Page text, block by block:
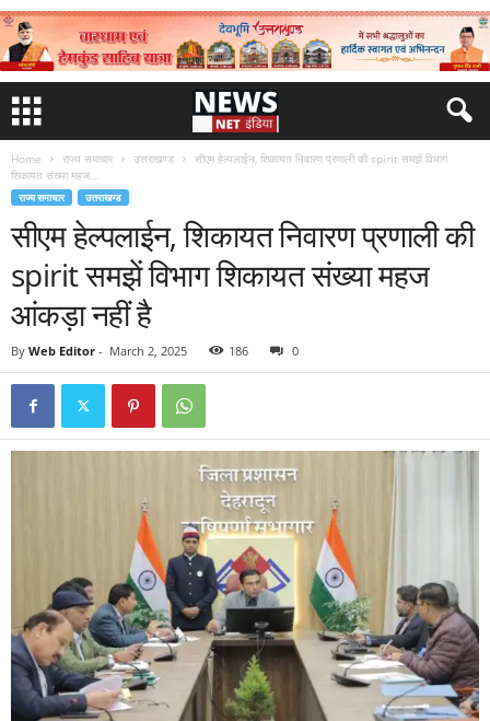
Home राज्य समाचार उत्तराखण्ड
सीएम हेल्पलाईन, शिकायत निवारण प्रणाली की spirit समझें विभाग
शिकायत संख्या महज...
राज्य समाचार उत्तराखण्ड
सीएम हेल्पलाईन, शिकायत निवारण प्रणाली की
spirit समझें विभाग शिकायत संख्या महज
आंकड़ा नहीं है
By Web Editor - March 2, 2025 186 0